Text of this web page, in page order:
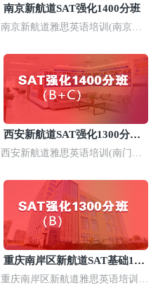
南京新航道SAT强化1400分班
南京新航道雅思英语培训(南京河
西安新航道SAT强化1300分培
训
西安新航道雅思英语培训(南门校
重庆南岸区新航道SAT基础140
0分班
重庆南岸区新航道雅思英语培训